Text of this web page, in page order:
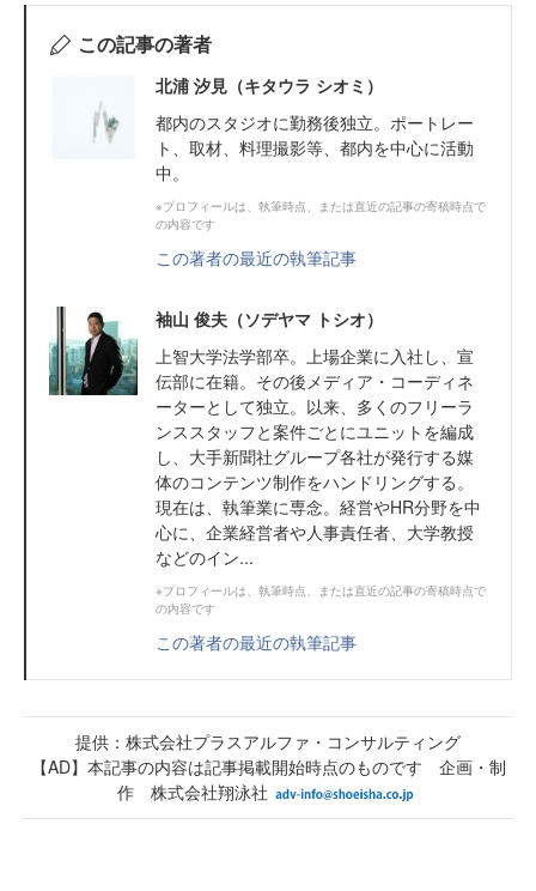
この記事の著者
北浦 汐見（キタウラ シオミ）
都内のスタジオに勤務後独立。ポートレー
ト、取材、料理撮影等、都内を中心に活動
中。
※プロフィールは、執筆時点、または直近の記事の寄稿時点で
の内容です
この著者の最近の執筆記事
袖山 俊夫（ソデヤマ トシオ）
上智大学法学部卒。上場企業に入社し、宣
伝部に在籍。その後メディア・コーディネ
ーターとして独立。以来、多くのフリーラ
ンススタッフと案件ごとにユニットを編成
し、大手新聞社グループ各社が発行する媒
体のコンテンツ制作をハンドリングする。
現在は、執筆業に専念。経営やHR分野を中
心に、企業経営者や人事責任者、大学教授
などのイン...
※プロフィールは、執筆時点、または直近の記事の寄稿時点で
の内容です
この著者の最近の執筆記事
提供：株式会社プラスアルファ・コンサルティング
【AD】本記事の内容は記事掲載開始時点のものです 企画・制
作 株式会社翔泳社